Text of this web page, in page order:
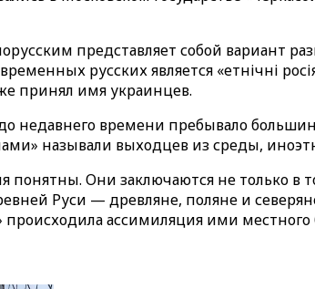
представляет собой вариант
русских является «етнiчнi
принял имя украинцев.
недавнего времени пребывало
называли выходцев из среды,
понятны. Они заключаются не только
Руси — древляне, поляне и
ассимиляция ими